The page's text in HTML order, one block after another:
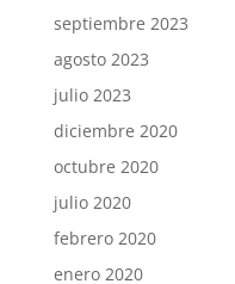
septiembre 2023
agosto 2023
julio 2023
diciembre 2020
octubre 2020
julio 2020
febrero 2020
enero 2020